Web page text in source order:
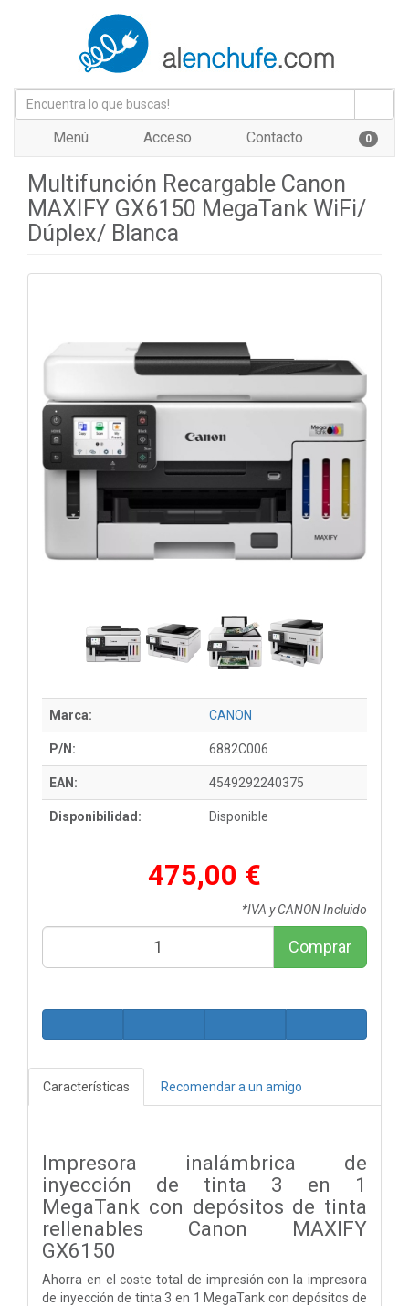
Menú Acceso Contacto 0
Multifunción Recargable Canon
MAXIFY GX6150 MegaTank WiFi/
Dúplex/ Blanca
Marca: CANON
P/N: 6882C006
EAN: 4549292240375
Disponibilidad: Disponible
475,00 €
*IVA y CANON Incluido
Comprar
Características Recomendar a un amigo
Impresora inalámbrica de
inyección de tinta 3 en 1
MegaTank con depósitos de tinta
rellenables Canon MAXIFY
GX6150
Ahorra en el coste total de impresión con la impresora
de inyección de tinta 3 en 1 MegaTank con depósitos de